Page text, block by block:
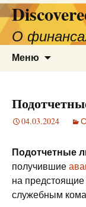
О
Меню
04.03.2024
Подотчетные
получившие
на
служебным